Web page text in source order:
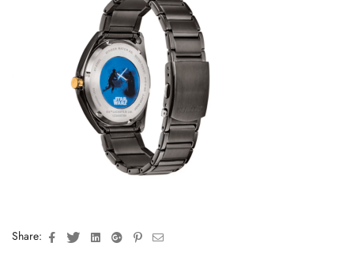
Share: FacebookTwitterLinkedinGoogle+Pinterest
Email